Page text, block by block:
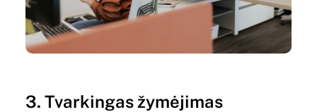
3. Tvarkingas žymėjimas